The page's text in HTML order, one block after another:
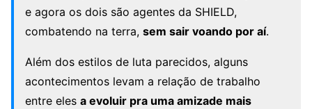
e agora os dois são agentes da SHIELD,
combatendo na terra, sem sair voando por aí.
Além dos estilos de luta parecidos, alguns
acontecimentos levam a relação de trabalho
entre eles a evoluir pra uma amizade mais